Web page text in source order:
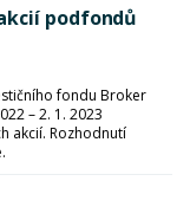
podfondů
fondu Broker
– 2. 1. 2023
akcií. Rozhodnutí